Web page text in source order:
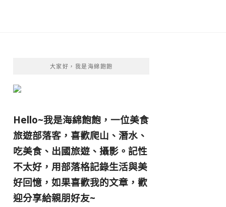
大家好，我是海綿飽飽
Hello~我是海綿飽飽，一位美食
旅遊部落客， 喜歡爬山、潛水、
吃美食、出國旅遊、攝影。 記性
不太好，用部落格記錄生活與美
好回憶， 如果喜歡我的文章，歡
迎分享給親朋好友~